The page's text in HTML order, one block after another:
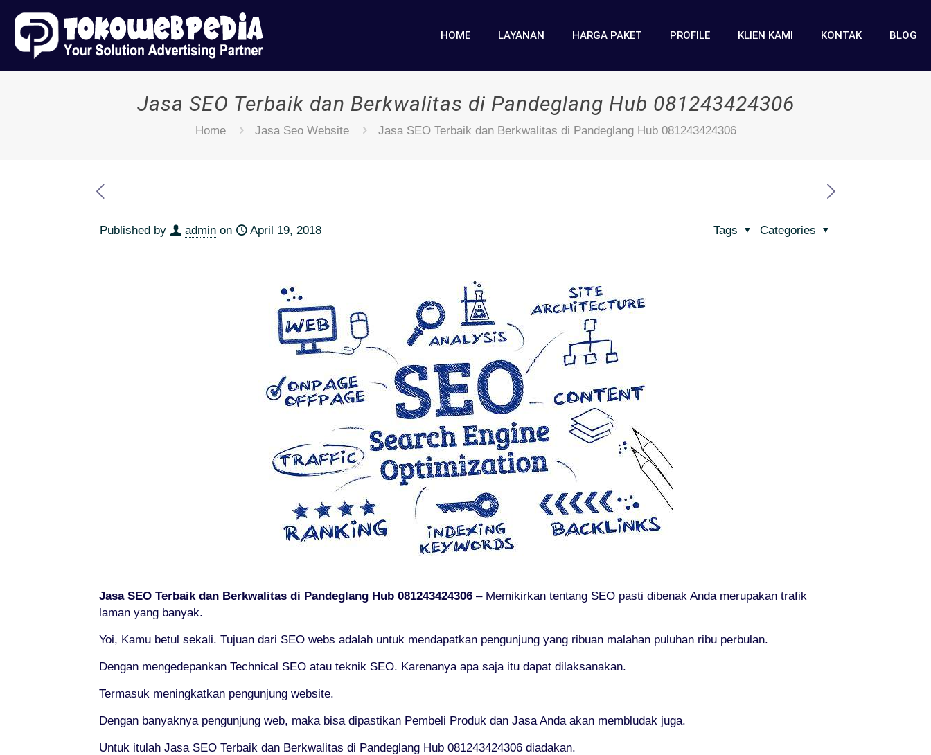
HOME LAYANAN HARGA PAKET PROFILE KLIEN KAMI KONTAK BLOG
Jasa SEO Terbaik dan Berkwalitas di Pandeglang Hub 081243424306
Home Jasa Seo Website Jasa SEO Terbaik dan Berkwalitas di Pandeglang Hub 081243424306
Published by admin on April 19, 2018 Categories
Tags
Jasa SEO Terbaik dan Berkwalitas di Pandeglang Hub 081243424306– Memikirkan tentang SEO pasti dibenak Anda merupakan trafik
laman yang banyak.
Yoi, Kamu betul sekali. Tujuan dari SEO webs adalah untuk mendapatkan pengunjung yang ribuan malahan puluhan ribu perbulan.
Dengan mengedepankan Technical SEO atau teknik SEO. Karenanya apa saja itu dapat dilaksanakan.
Termasuk meningkatkan pengunjung website.
Dengan banyaknya pengunjung web, maka bisa dipastikan Pembeli Produk dan Jasa Anda akan membludak juga.
Untuk itulah Jasa SEO Terbaik dan Berkwalitas di Pandeglang Hub 081243424306 diadakan.